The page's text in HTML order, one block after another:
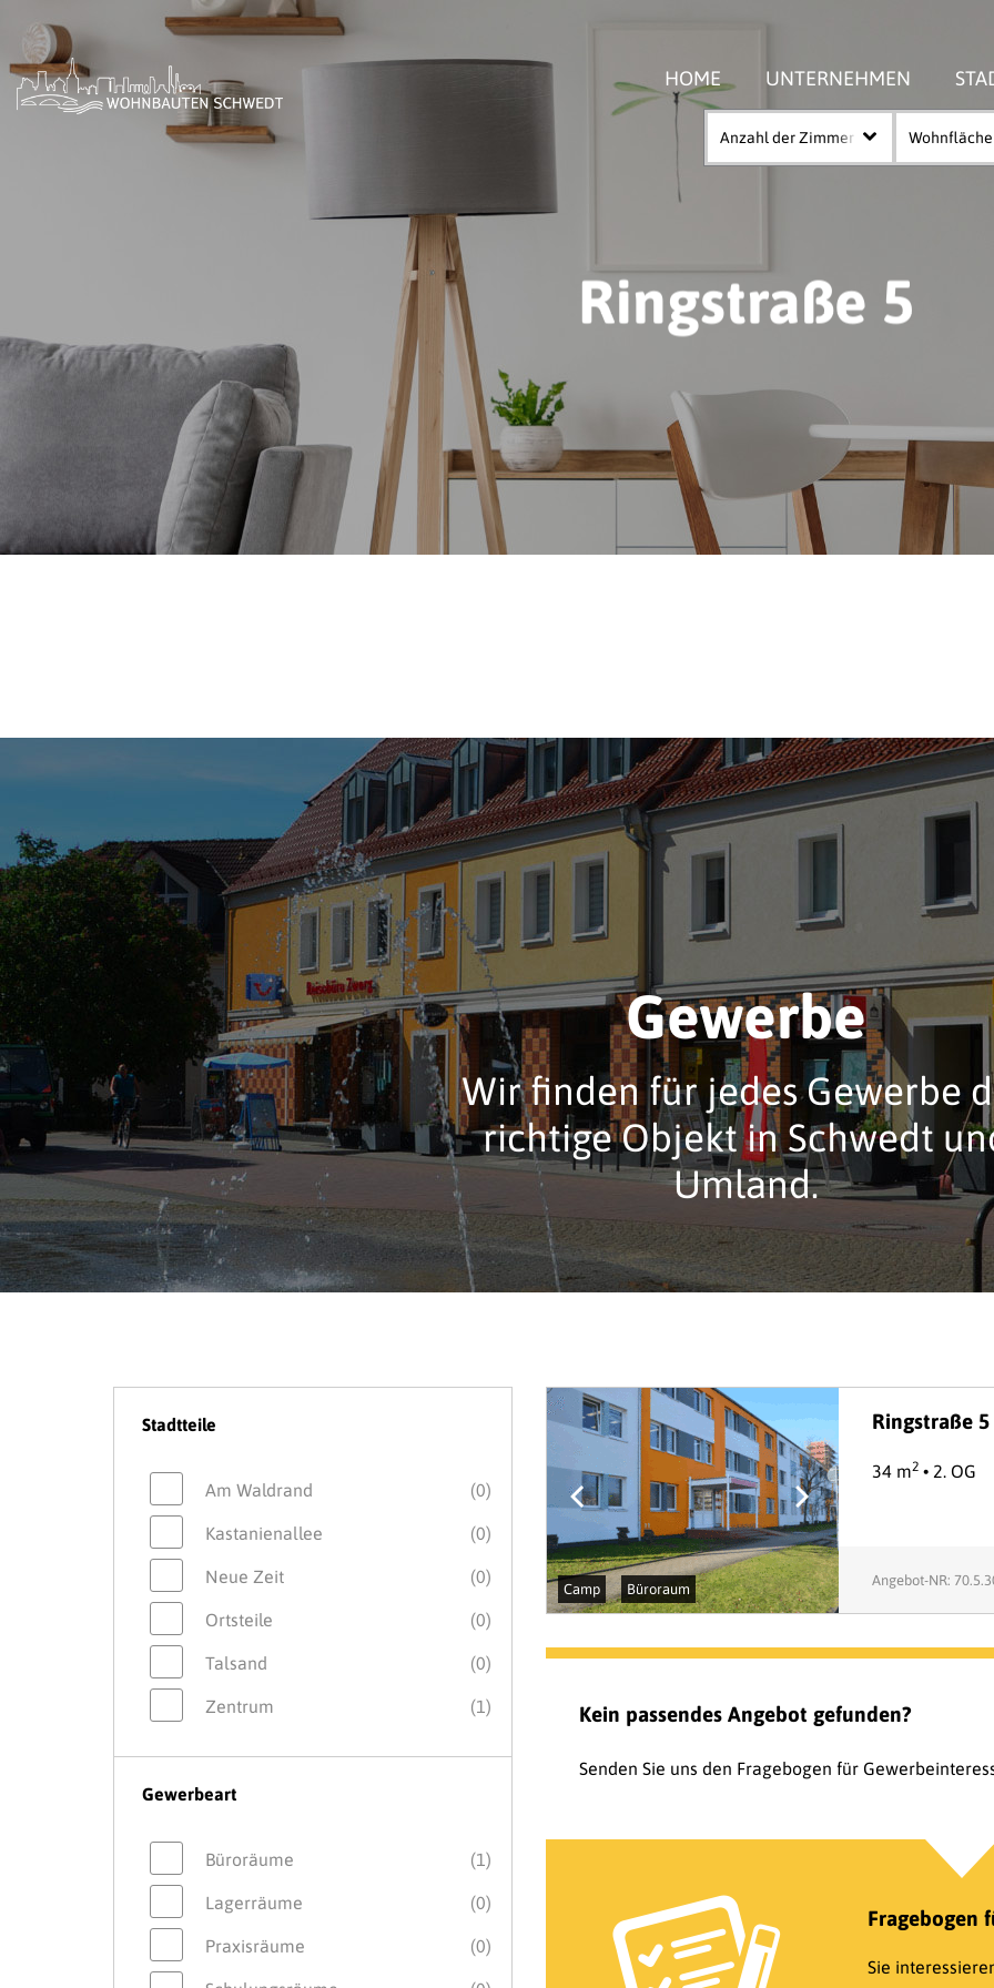
HOME UNTERNEHMEN
Anzahl der Zimmer Wohnfläche
Ringstraße 5
Gewerbe
Wir finden für jedes Gewerbe
richtige Objekt in Schwedt
Umland.
Stadtteile
Am Waldrand (0)
Kastanienallee (0)
Neue Zeit (0)
Ortsteile (0)
Talsand (0)
Zentrum (1)
Gewerbeart
Büroräume (1)
Lagerräume (0)
Praxisräume (0)
Camp Büroraum
Ringstraße 5
34 m2• 2. OG
Angebot-NR:
Kein passendes Angebot gefunden?
Senden Sie uns den Fragebogen für
Fragebogen
Sie